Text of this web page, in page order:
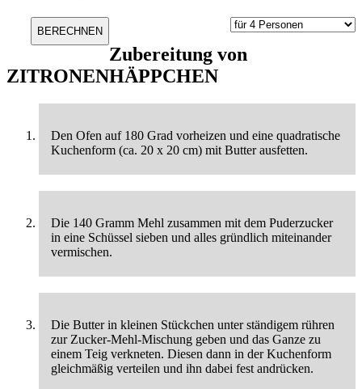
Zubereitung von
ZITRONENHÄPPCHEN
Den Ofen auf 180 Grad vorheizen und eine quadratische
Kuchenform (ca. 20 x 20 cm) mit Butter ausfetten.
Die 140 Gramm Mehl zusammen mit dem Puderzucker
in eine Schüssel sieben und alles gründlich miteinander
vermischen.
Die Butter in kleinen Stückchen unter ständigem rühren
zur Zucker-Mehl-Mischung geben und das Ganze zu
einem Teig verkneten. Diesen dann in der Kuchenform
gleichmäßig verteilen und ihn dabei fest andrücken.